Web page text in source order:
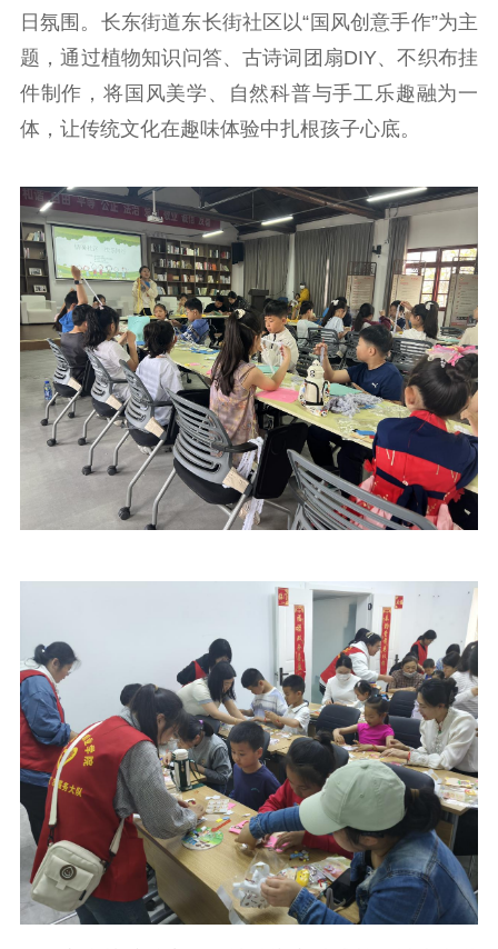
文明创建 文明实践
文明培育
先进典型
社会宣传
红色资源保护利
用
新闻出版
精品出版 全民阅读
出版监管
扫黄打非
电影工作
电影创作 电影市场
机关党建
文化人才
紫金人才 职称评审
数据资源
公共服务
新时代公民素养
提升资源库
新闻出版
政务服务
作品著作权
登记服务
科研创新
服务管理平台
智库服务
管理平台
文艺创作
服务管理
日氛围。长东街道东长街社区以“国风创意手作”为主
题，通过植物知识问答、古诗词团扇DIY、不织布挂
件制作，将国风美学、自然科普与手工乐趣融为一
体，让传统文化在趣味体验中扎根孩子心底。